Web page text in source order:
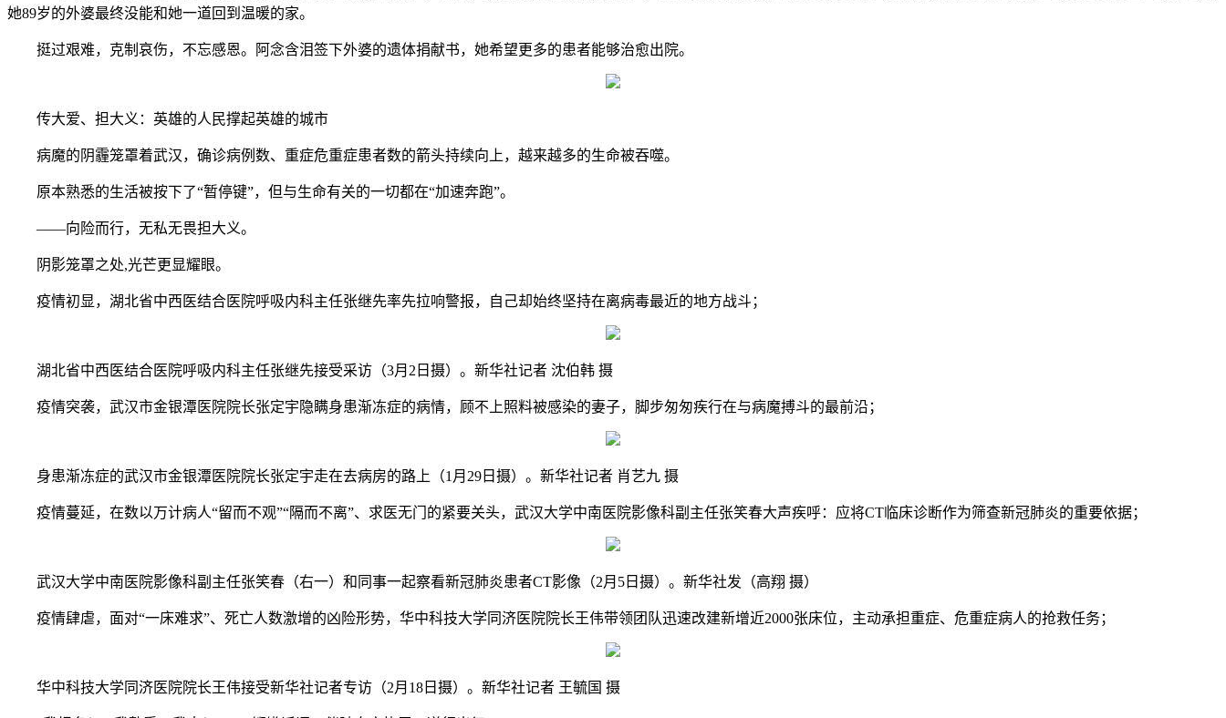
她89岁的外婆最终没能和她一道回到温暖的家。
挺过艰难，克制哀伤，不忘感恩。阿念含泪签下外婆的遗体捐献书，她希望更多的患者能够治愈出院。
传大爱、担大义：英雄的人民撑起英雄的城市
病魔的阴霾笼罩着武汉，确诊病例数、重症危重症患者数的箭头持续向上，越来越多的生命被吞噬。
原本熟悉的生活被按下了“暂停键”，但与生命有关的一切都在“加速奔跑”。
——向险而行，无私无畏担大义。
阴影笼罩之处,光芒更显耀眼。
疫情初显，湖北省中西医结合医院呼吸内科主任张继先率先拉响警报，自己却始终坚持在离病毒最近的地方战斗；
湖北省中西医结合医院呼吸内科主任张继先接受采访（3月2日摄）。新华社记者 沈伯韩 摄
疫情突袭，武汉市金银潭医院院长张定宇隐瞒身患渐冻症的病情，顾不上照料被感染的妻子，脚步匆匆疾行在与病魔搏斗的最前沿；
身患渐冻症的武汉市金银潭医院院长张定宇走在去病房的路上（1月29日摄）。新华社记者 肖艺九 摄
疫情蔓延，在数以万计病人“留而不观”“隔而不离”、求医无门的紧要关头，武汉大学中南医院影像科副主任张笑春大声疾呼：应将CT临床诊断作为筛查新冠肺炎的重要依据；
武汉大学中南医院影像科副主任张笑春（右一）和同事一起察看新冠肺炎患者CT影像（2月5日摄）。新华社发（高翔 摄）
疫情肆虐，面对“一床难求”、死亡人数激增的凶险形势，华中科技大学同济医院院长王伟带领团队迅速改建新增近2000张床位，主动承担重症、危重症病人的抢救任务；
华中科技大学同济医院院长王伟接受新华社记者专访（2月18日摄）。新华社记者 王毓国 摄